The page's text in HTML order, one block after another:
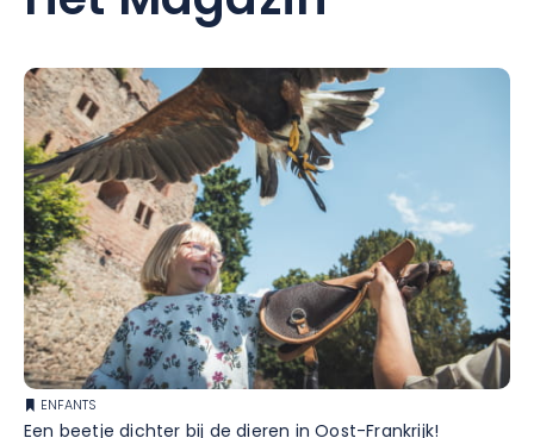
ENFANTS